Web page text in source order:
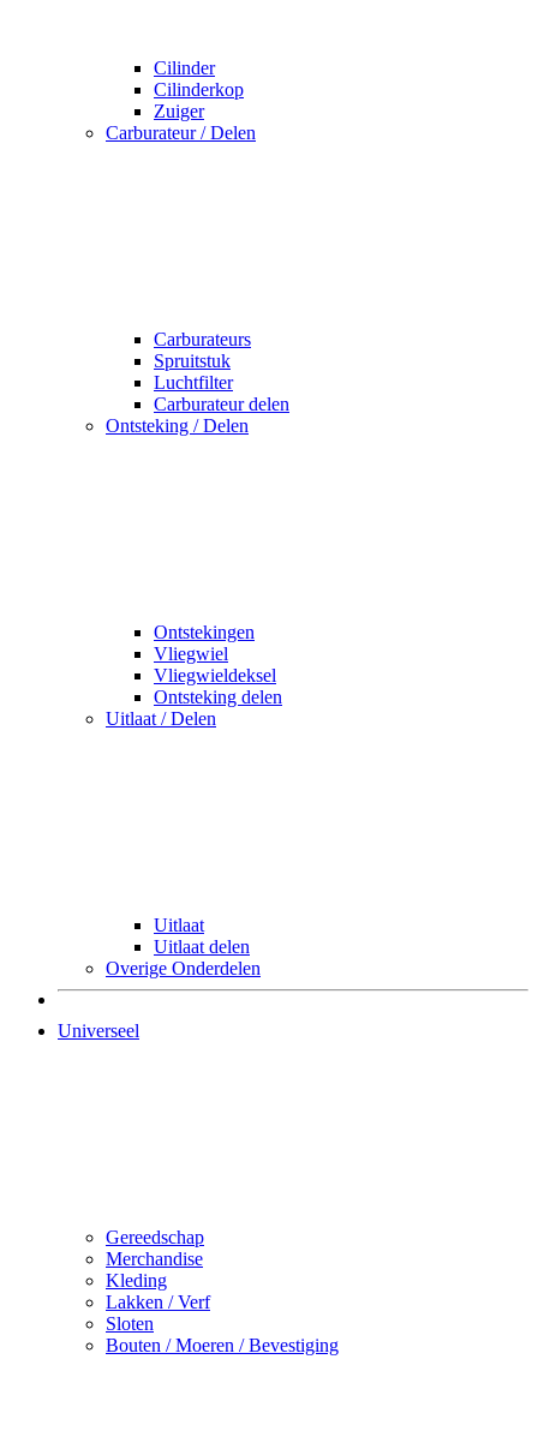
Cilinder
Cilinderkop
Zuiger
Carburateur / Delen
Carburateurs
Spruitstuk
Luchtfilter
Carburateur delen
Ontsteking / Delen
Ontstekingen
Vliegwiel
Vliegwieldeksel
Ontsteking delen
Uitlaat / Delen
Uitlaat
Uitlaat delen
Overige Onderdelen
Universeel
Gereedschap
Merchandise
Kleding
Lakken / Verf
Sloten
Bouten / Moeren / Bevestiging